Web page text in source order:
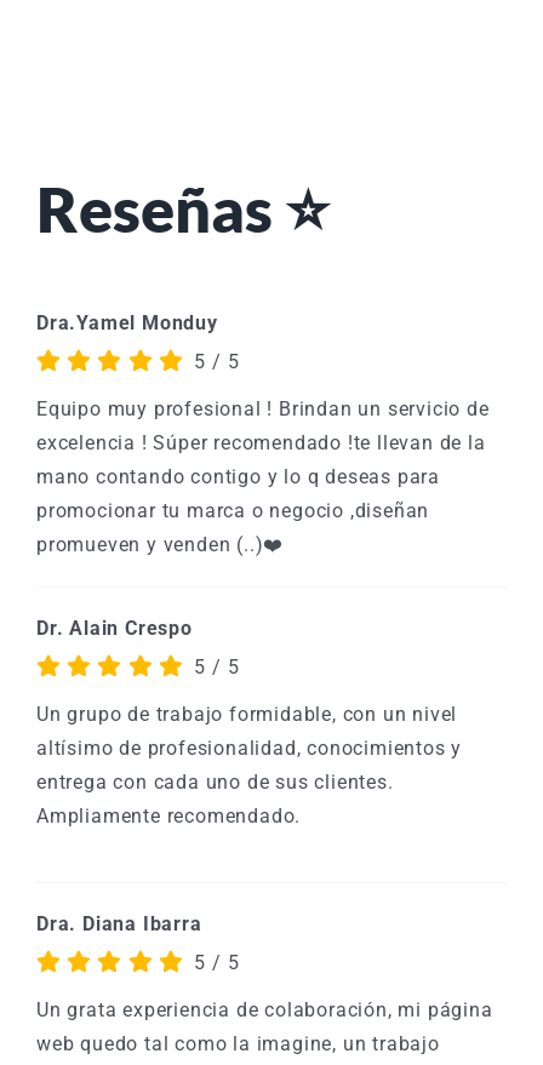
Reseñas ⭐
Dra.Yamel Monduy
5 / 5
Equipo muy profesional ! Brindan un servicio de
excelencia ! Súper recomendado !te llevan de la
mano contando contigo y lo q deseas para
promocionar tu marca o negocio ,diseñan
promueven y venden (..)❤️
Dr. Alain Crespo
5 / 5
Un grupo de trabajo formidable, con un nivel
altísimo de profesionalidad, conocimientos y
entrega con cada uno de sus clientes.
Ampliamente recomendado.
Dra. Diana Ibarra
5 / 5
Un grata experiencia de colaboración, mi página
web quedo tal como la imagine, un trabajo